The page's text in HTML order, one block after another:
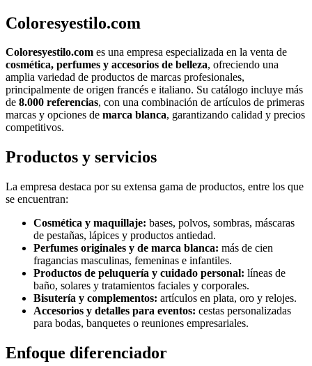
Coloresyestilo.com
Coloresyestilo.com es una empresa especializada en la venta de
cosmética, perfumes y accesorios de belleza, ofreciendo una
amplia variedad de productos de marcas profesionales,
principalmente de origen francés e italiano. Su catálogo incluye más
de 8.000 referencias, con una combinación de artículos de primeras
marcas y opciones de marca blanca, garantizando calidad y precios
competitivos.
Productos y servicios
La empresa destaca por su extensa gama de productos, entre los que
se encuentran:
Cosmética y maquillaje: bases, polvos, sombras, máscaras
de pestañas, lápices y productos antiedad.
Perfumes originales y de marca blanca: más de cien
fragancias masculinas, femeninas e infantiles.
Productos de peluquería y cuidado personal: líneas de
baño, solares y tratamientos faciales y corporales.
Bisutería y complementos: artículos en plata, oro y relojes.
Accesorios y detalles para eventos: cestas personalizadas
para bodas, banquetes o reuniones empresariales.
Enfoque diferenciador